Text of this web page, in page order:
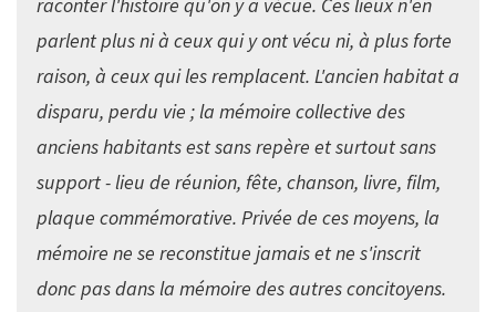
raconter l'histoire qu'on y a vécue. Ces lieux n'en
parlent plus ni à ceux qui y ont vécu ni, à plus forte
raison, à ceux qui les remplacent. L'ancien habitat a
disparu, perdu vie ; la mémoire collective des
anciens habitants est sans repère et surtout sans
support - lieu de réunion, fête, chanson, livre, film,
plaque commémorative. Privée de ces moyens, la
mémoire ne se reconstitue jamais et ne s'inscrit
donc pas dans la mémoire des autres concitoyens.